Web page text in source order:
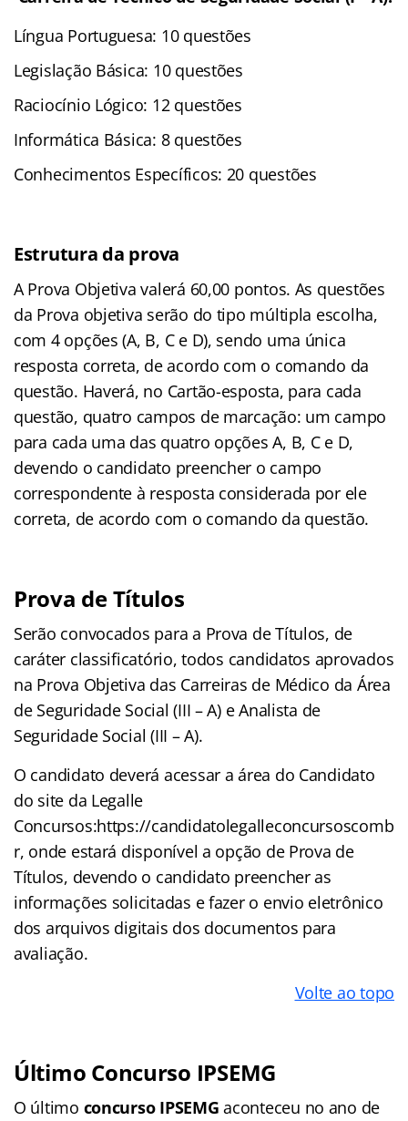
Língua Portuguesa: 10 questões
Legislação Básica: 10 questões
Raciocínio Lógico: 12 questões
Informática Básica: 8 questões
Conhecimentos Específicos: 20 questões
Estrutura da prova
A Prova Objetiva valerá 60,00 pontos. As questões
da Prova objetiva serão do tipo múltipla escolha,
com 4 opções (A, B, C e D), sendo uma única
resposta correta, de acordo com o comando da
questão. Haverá, no Cartão-esposta, para cada
questão, quatro campos de marcação: um campo
para cada uma das quatro opções A, B, C e D,
devendo o candidato preencher o campo
correspondente à resposta considerada por ele
correta, de acordo com o comando da questão.
Prova de Títulos
Serão convocados para a Prova de Títulos, de
caráter classificatório, todos candidatos aprovados
na Prova Objetiva das Carreiras de Médico da Área
de Seguridade Social (III – A) e Analista de
Seguridade Social (III – A).
O candidato deverá acessar a área do Candidato
do site da Legalle
Concursos:https://candidatolegalleconcursoscomb
r, onde estará disponível a opção de Prova de
Títulos, devendo o candidato preencher as
informações solicitadas e fazer o envio eletrônico
dos arquivos digitais dos documentos para
avaliação.
Volte ao topo
Último Concurso IPSEMG
O último concurso IPSEMG aconteceu no ano de